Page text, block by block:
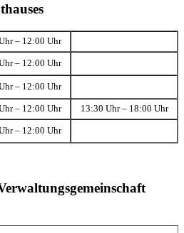
– 12:00 Uhr
– 12:00 Uhr
– 12:00 Uhr
– 12:00 Uhr 13:30 Uhr – 18:00 Uhr
– 12:00 Uhr